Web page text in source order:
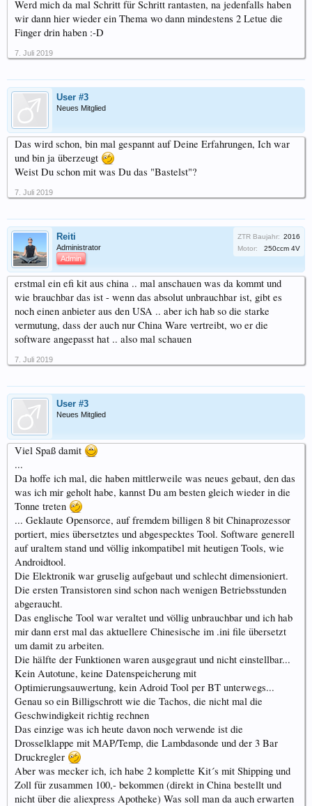
Werd mich da mal Schritt für Schritt rantasten, na jedenfalls haben
wir dann hier wieder ein Thema wo dann mindestens 2 Letue die
Finger drin haben :-D
7. Juli 2019
User #3
Neues Mitglied
Das wird schon, bin mal gespannt auf Deine Erfahrungen, Ich war
und bin ja überzeugt
Weist Du schon mit was Du das "Bastelst"?
7. Juli 2019
Reiti
Administrator
Admin
ZTR Baujahr: 2016
Motor:
250ccm 4V
erstmal ein efi kit aus china .. mal anschauen was da kommt und
wie brauchbar das ist - wenn das absolut unbrauchbar ist, gibt es
noch einen anbieter aus den USA .. aber ich hab so die starke
vermutung, dass der auch nur China Ware vertreibt, wo er die
software angepasst hat .. also mal schauen
7. Juli 2019
User #3
Neues Mitglied
Viel Spaß damit
...
Da hoffe ich mal, die haben mittlerweile was neues gebaut, den das
was ich mir geholt habe, kannst Du am besten gleich wieder in die
Tonne treten
... Geklaute Opensorce, auf fremdem billigen 8 bit Chinaprozessor
portiert, mies übersetztes und abgespecktes Tool. Software generell
auf uraltem stand und völlig inkompatibel mit heutigen Tools, wie
Androidtool.
Die Elektronik war gruselig aufgebaut und schlecht dimensioniert.
Die ersten Transistoren sind schon nach wenigen Betriebsstunden
abgeraucht.
Das englische Tool war veraltet und völlig unbrauchbar und ich hab
mir dann erst mal das aktuellere Chinesische im .ini file übersetzt
um damit zu arbeiten.
Die hälfte der Funktionen waren ausgegraut und nicht einstellbar...
Kein Autotune, keine Datenspeicherung mit
Optimierungsauwertung, kein Adroid Tool per BT unterwegs...
Genau so ein Billigschrott wie die Tachos, die nicht mal die
Geschwindigkeit richtig rechnen
Das einzige was ich heute davon noch verwende ist die
Drosselklappe mit MAP/Temp, die Lambdasonde und der 3 Bar
Druckregler
Aber was mecker ich, ich habe 2 komplette Kit´s mit Shipping und
Zoll für zusammen 100,- bekommen (direkt in China bestellt und
nicht über die aliexpress Apotheke) Was soll man da auch erwarten